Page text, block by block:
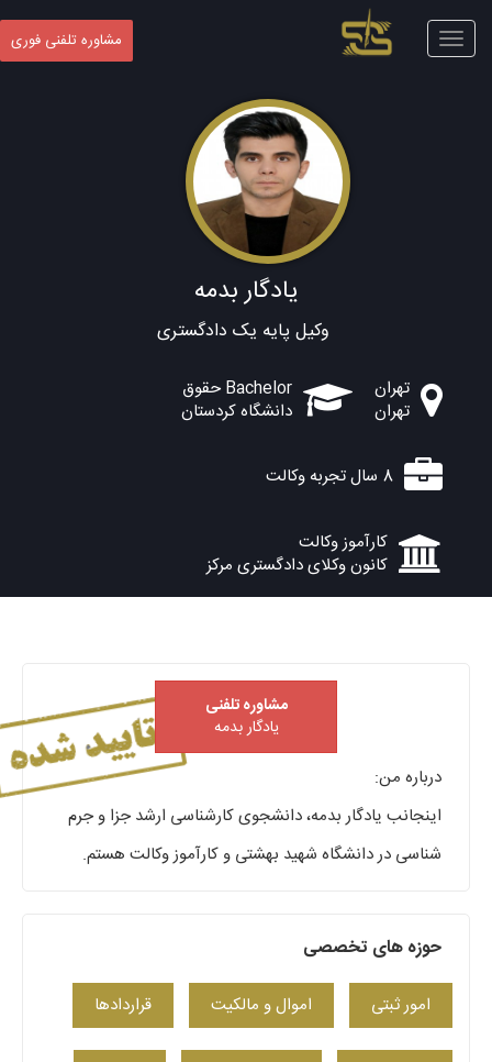
Toggle
navigation
مشاوره تلفنی فوری
یادگار بدمه
وکیل پایه یک دادگستری
تهران
تهران
Bachelor حقوق
دانشگاه کردستان
8 سال تجربه وکالت
کارآموز وکالت
کانون وکلای دادگستری مرکز
مشاوره تلفنی
یادگار بدمه
درباره من:
اینجانب یادگار بدمه، دانشجوی کارشناسی ارشد جزا و جرم
شناسی در دانشگاه شهید بهشتی و کارآموز وکالت هستم.
حوزه های تخصصی
امور ثبتی اموال و مالکیت قراردادها